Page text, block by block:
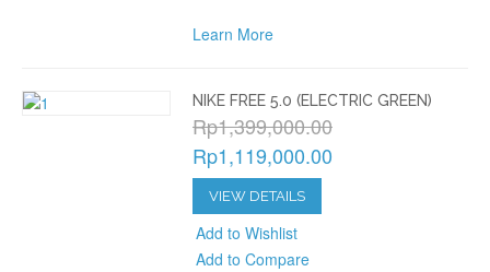
Learn More
NIKE FREE 5.0 (ELECTRIC GREEN)
Rp1,399,000.00
Rp1,119,000.00
VIEW DETAILS
Add to Wishlist
Add to Compare